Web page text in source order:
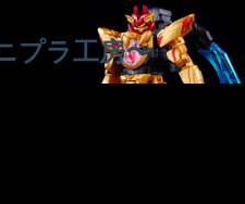
プラ工房〜